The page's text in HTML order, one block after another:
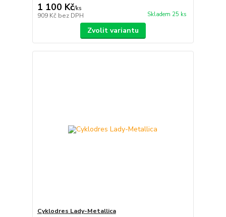
1 100 Kč/ks
909 Kč bez DPH Skladem 25 ks
Zvolit variantu
Cyklodres Lady-Metallica